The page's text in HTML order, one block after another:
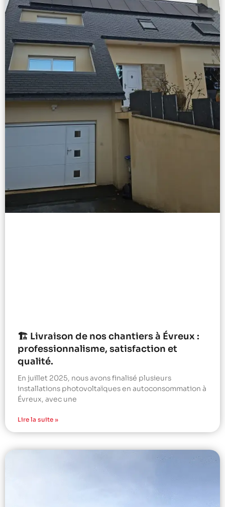
🏗️ Livraison de nos chantiers à Évreux :
professionnalisme, satisfaction et
qualité.
En juillet 2025, nous avons finalisé plusieurs
installations photovoltaïques en autoconsommation à
Évreux, avec une
Lire la suite »